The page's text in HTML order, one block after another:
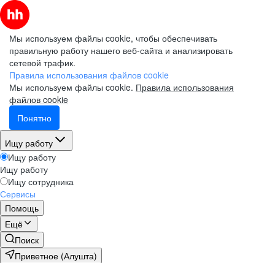
Мы используем файлы cookie, чтобы обеспечивать
правильную работу нашего веб-сайта и анализировать
сетевой трафик.
Правила использования файлов cookie
Мы используем файлы cookie. Правила использования
файлов cookie
Понятно
Ищу работу
Ищу работу
Ищу работу
Ищу сотрудника
Сервисы
Помощь
Ещё
Поиск
Приветное (Алушта)